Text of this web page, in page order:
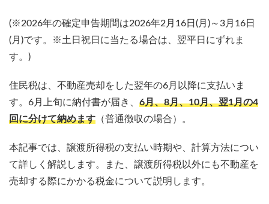
(※2026年の確定申告期間は2026年2月16日(月)～3月16日
(月)です。※土日祝日に当たる場合は、翌平日にずれま
す。)
住民税は、不動産売却をした翌年の6月以降に支払いま
す。6月上旬に納付書が届き、 6月、8月、10月、翌1月の4
回に分けて納めます （普通徴収の場合）。
本記事では、譲渡所得税の支払い時期や、計算方法につい
て詳しく解説します。また、譲渡所得税以外にも不動産を
売却する際にかかる税金について説明します。